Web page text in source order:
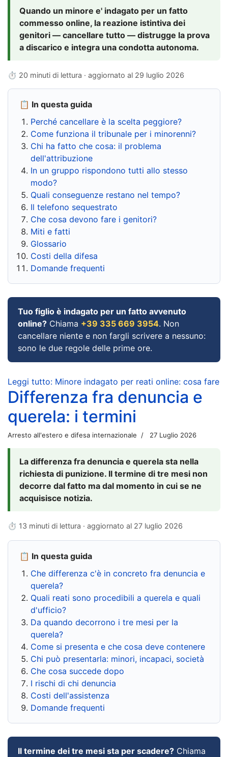
Quando un minore e' indagato per un fatto
commesso online, la reazione istintiva dei
genitori — cancellare tutto — distrugge la prova
a discarico e integra una condotta autonoma.
⏱ 20 minuti di lettura · aggiornato al 29 luglio 2026
📋 In questa guida
Perché cancellare è la scelta peggiore?
Come funziona il tribunale per i minorenni?
Chi ha fatto che cosa: il problema
dell'attribuzione
In un gruppo rispondono tutti allo stesso
modo?
Quali conseguenze restano nel tempo?
Il telefono sequestrato
Che cosa devono fare i genitori?
Miti e fatti
Glossario
Costi della difesa
Domande frequenti
Tuo figlio è indagato per un fatto avvenuto
online? Chiama +39 335 669 3954. Non
cancellare niente e non fargli scrivere a nessuno:
sono le due regole delle prime ore.
Leggi tutto: Minore indagato per reati online: cosa fare
Differenza fra denuncia e
querela: i termini
Arresto all'estero e difesa internazionale 27 Luglio 2026
La differenza fra denuncia e querela sta nella
richiesta di punizione. Il termine di tre mesi non
decorre dal fatto ma dal momento in cui se ne
acquisisce notizia.
⏱ 13 minuti di lettura · aggiornato al 27 luglio 2026
📋 In questa guida
Che differenza c'è in concreto fra denuncia e
querela?
Quali reati sono procedibili a querela e quali
d'ufficio?
Da quando decorrono i tre mesi per la
querela?
Come si presenta e che cosa deve contenere
Chi può presentarla: minori, incapaci, società
Che cosa succede dopo
I rischi di chi denuncia
Costi dell'assistenza
Domande frequenti
Il termine dei tre mesi sta per scadere? Chiama